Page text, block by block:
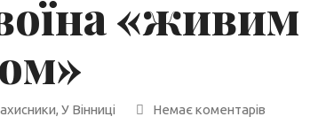
«живим
, У Вінниці Немає коментарів